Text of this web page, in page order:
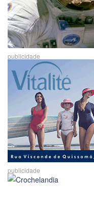
publicidade
publicidade